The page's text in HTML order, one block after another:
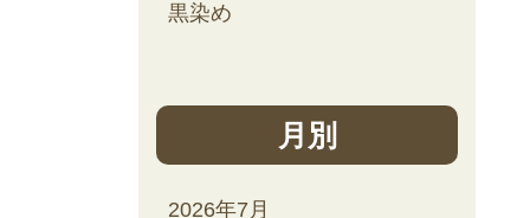
黒染め
月別
2026年7月